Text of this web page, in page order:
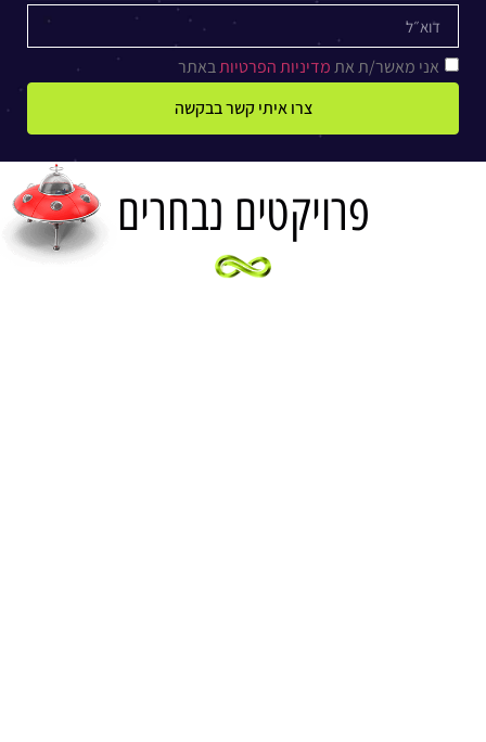
אני מאשר/ת אתמדיניות הפרטיותבאתר
צרו איתי קשר בבקשה
פרויקטים נבחרים